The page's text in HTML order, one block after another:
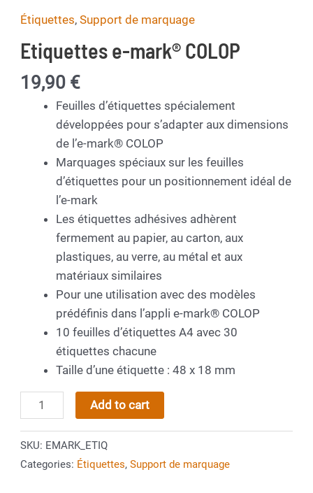
Étiquettes,Support de marquage
Etiquettes e-mark® COLOP
19,90 €
Feuilles d’étiquettes spécialement
développées pour s’adapter aux dimensions
de l’e-mark® COLOP
Marquages spéciaux sur les feuilles
d’étiquettes pour un positionnement idéal de
l’e-mark
Les étiquettes adhésives adhèrent
fermement au papier, au carton, aux
plastiques, au verre, au métal et aux
matériaux similaires
Pour une utilisation avec des modèles
prédéfinis dans l’appli e-mark® COLOP
10 feuilles d’étiquettes A4 avec 30
étiquettes chacune
Taille d’une étiquette : 48 x 18 mm
Etiquettes
e-
Add to cart
SKU: EMARK_ETIQ
Categories: Étiquettes,Support de marquage